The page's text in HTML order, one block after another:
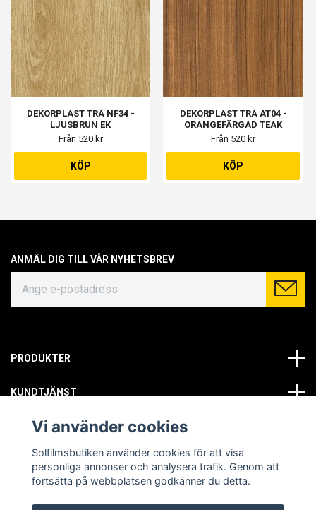
DEKORPLAST TRÄ NF34 -
LJUSBRUN EK
Från 520 kr
KÖP
DEKORPLAST TRÄ AT04 -
ORANGEFÄRGAD TEAK
Från 520 kr
KÖP
ANMÄL DIG TILL VÅR NYHETSBREV
PRODUKTER
KUNDTJÄNST
OM OSS
SOCIALA MEDIER
Vi använder cookies
Solfilmsbutiken använder cookies för att visa
personliga annonser och analysera trafik. Genom att
fortsätta på webbplatsen godkänner du detta.